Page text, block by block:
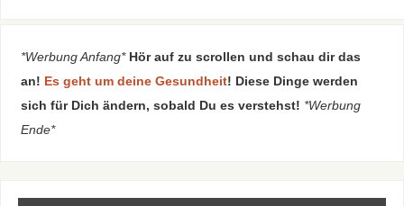
*Werbung Anfang* Hör auf zu scrollen und schau dir das
an! Es geht um deine Gesundheit! Diese Dinge werden
sich für Dich ändern, sobald Du es verstehst! *Werbung
Ende*